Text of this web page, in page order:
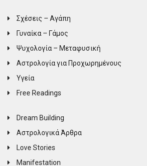
Σχέσεις – Αγάπη
Γυναίκα – Γάμος
Ψυχολογία – Μεταφυσική
Αστρολογία για Προχωρημένους
Υγεία
Free Readings
Dream Building
Αστρολογικά Άρθρα
Love Stories
Manifestation